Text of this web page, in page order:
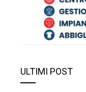
ULTIMI POST